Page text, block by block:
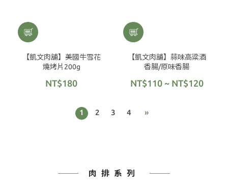
【凱文肉舖】美國牛雪花
燒烤片200g
NT$180
【凱文肉舖】蒜味高粱酒
香腸/原味香腸
NT$110 ~ NT$120
1 2 3 4 »
肉排系列